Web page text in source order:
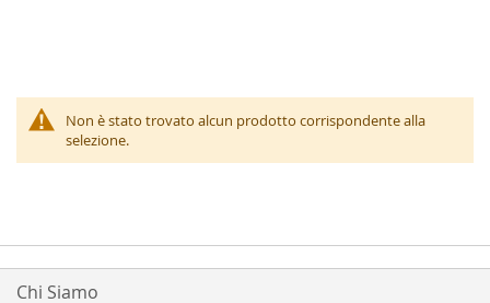
Non è stato trovato alcun prodotto corrispondente alla
selezione.
Chi Siamo